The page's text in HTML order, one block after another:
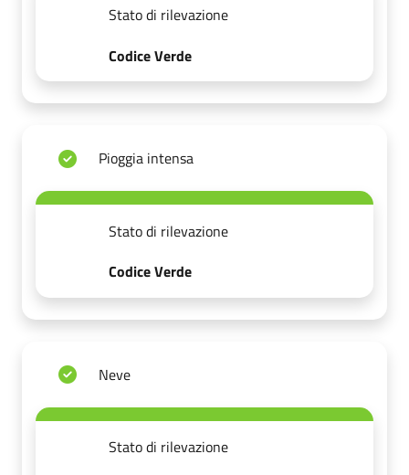
Stato di rilevazione
Codice Verde
Pioggia intensa
Stato di rilevazione
Codice Verde
Neve
Stato di rilevazione